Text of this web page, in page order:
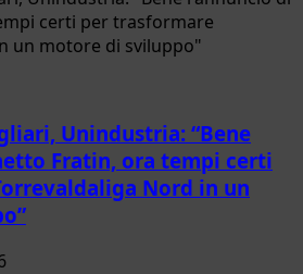
Unindustria: “Bene
Fratin, ora tempi certi
Nord in un